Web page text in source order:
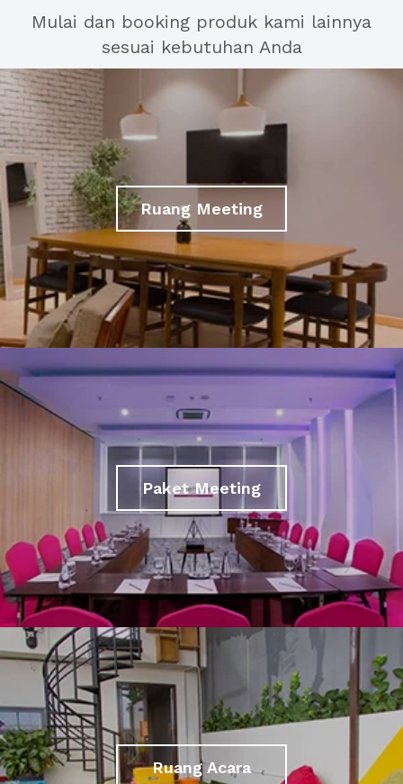
Mulai dan booking produk kami lainnya
sesuai kebutuhan Anda
Ruang Meeting
Paket Meeting
Ruang Acara